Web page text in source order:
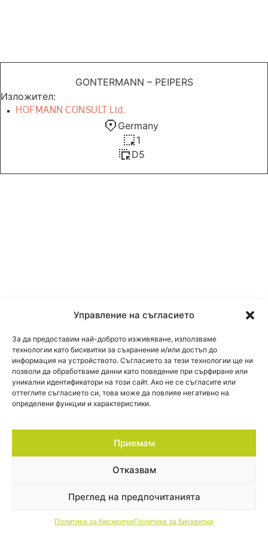
Управление на съгласието
За да предоставим най-доброто изживяване, използваме
технологии като бисквитки за съхранение и/или достъп до
информация на устройството. Съгласието за тези технологии ще ни
позволи да обработваме данни като поведение при сърфиране или
уникални идентификатори на този сайт. Ако не се съгласите или
оттеглите съгласието си, това може да повлияе негативно на
определени функции и характеристики.
Приемам
Отказвам
Преглед на предпочитанията
Политика за бисквиткиПолитика за бисквитки
GONTERMANN – PEIPERS
Изложител:
HOFMANN CONSULT Ltd.
Germany
1
D5